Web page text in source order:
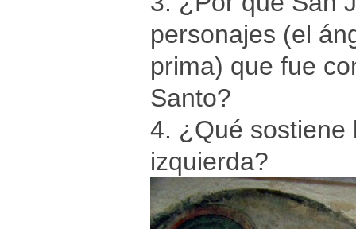
personajes (el
prima) que fue
Santo?
4. ¿Qué sostiene
izquierda?